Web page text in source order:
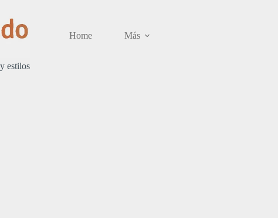
estilos
Home Más